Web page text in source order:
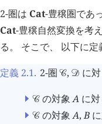
2-圏は Cat-豊穣圏であ
Cat-豊穣自然変換を考
る。 そこで、 以下に
定義 2.1. 2-圏󰒚, 󰒛 に
󰒚 の対象A に対
󰒚 の対象A, B